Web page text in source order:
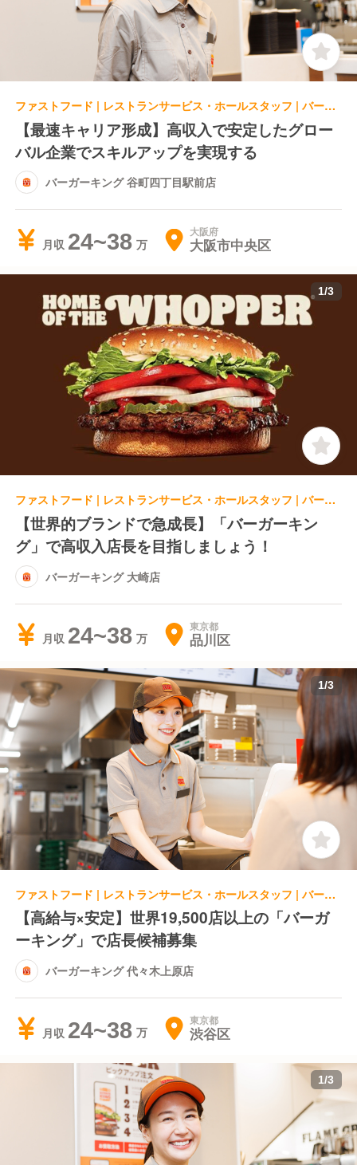
ファストフード | レストランサービス・ホールスタッフ | バーガーキング 谷町四丁目駅前店
【最速キャリア形成】高収入で安定したグロー
バル企業でスキルアップを実現する
バーガーキング 谷町四丁目駅前店
月収 24~38 大阪府
大阪市中央区
1/3
ファストフード | レストランサービス・ホールスタッフ | バーガーキング 大崎店
【世界的ブランドで急成長】「バーガーキン
グ」で高収入店長を目指しましょう！
バーガーキング 大崎店
月収 24~38 東京都
品川区
1/3
ファストフード | レストランサービス・ホールスタッフ | バーガーキング 代々木上原店
【高給与×安定】世界19,500店以上の「バーガ
ーキング」で店長候補募集
バーガーキング 代々木上原店
月収 24~38 東京都
渋谷区
1/3